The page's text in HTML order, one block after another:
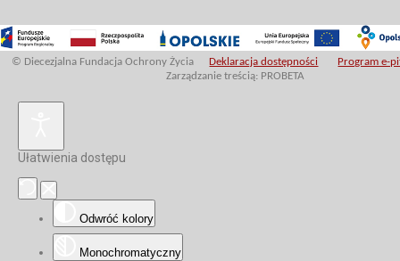
© Diecezjalna Fundacja Ochrony Życia Deklaracja dostępności
Program e-
Zarządzanie treścią: PROBETA
Ułatwienia dostępu
Odwróć kolory
Monochromatyczny